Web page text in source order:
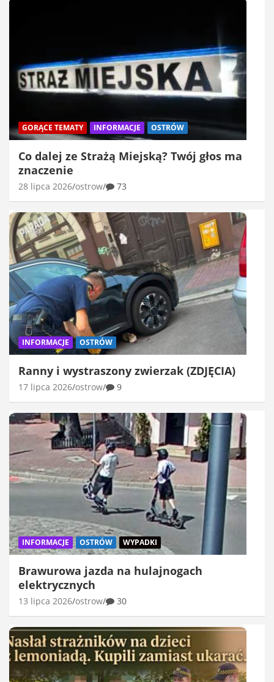
GORĄCE TEMATY INFORMACJE OSTRÓW
Co dalej ze Strażą Miejską? Twój głos ma
znaczenie
28 lipca 2026 ostrow 73
INFORMACJE OSTRÓW
Ranny i wystraszony zwierzak (ZDJĘCIA)
17 lipca 2026 ostrow 9
INFORMACJE OSTRÓW WYPADKI
Brawurowa jazda na hulajnogach
elektrycznych
13 lipca 2026 ostrow 30